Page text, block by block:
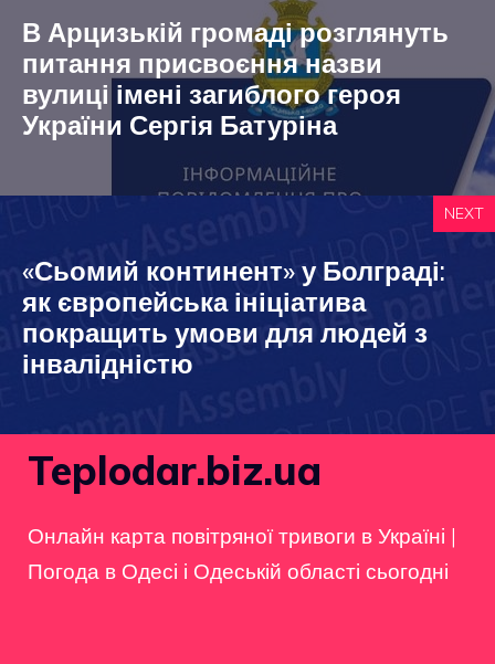
В Арцизькій громаді розглянуть
питання присвоєння назви
вулиці імені загиблого героя
України Сергія Батуріна
NEXT
«Сьомий континент» у Болграді:
як європейська ініціатива
покращить умови для людей з
інвалідністю
Teplodar.biz.ua
Онлайн карта повітряної тривоги в Україні |
Погода в Одесі і Одеській області сьогодні